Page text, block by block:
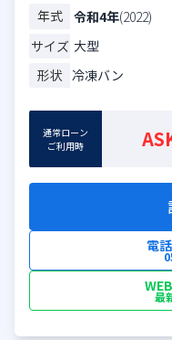
年式 令和4年(2022)
サイズ 大型
形状 冷凍バン
通常ローン
ご利用時
電
最